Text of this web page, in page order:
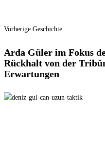
Vorherige Geschichte
Arda Güler im Fokus
Rückhalt von der
Erwartungen